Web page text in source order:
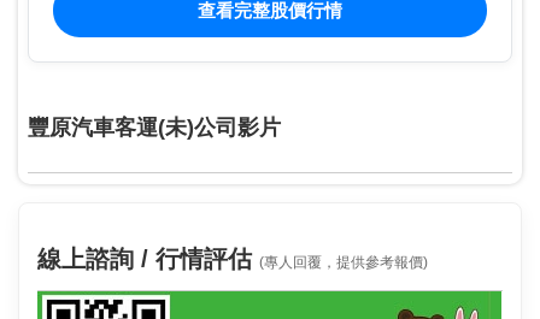
查看完整股價行情
豐原汽車客運(未)公司影片
線上諮詢 / 行情評估 (專人回覆，提供參考報價)